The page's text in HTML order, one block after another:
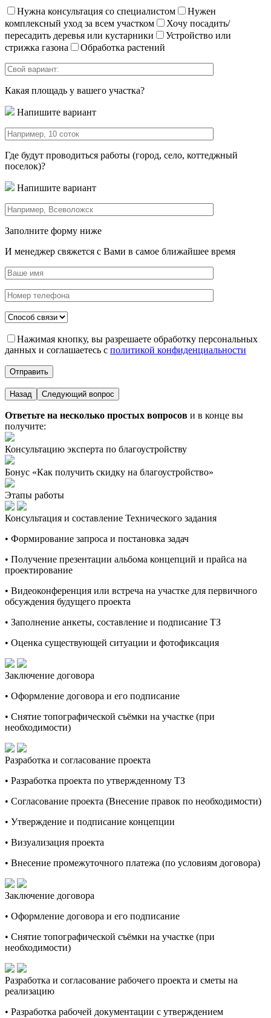
Нужна консультация со специалистом
Нужен
комплексный уход за всем участком
Хочу посадить/
пересадить деревья или кустарники
Устройство или
стрижка газона
Обработка растений
Какая площадь у вашего участка?
Напишите вариант
Где будут проводиться работы (город, село, коттеджный
поселок)?
Напишите вариант
Заполните форму ниже
И менеджер свяжется с Вами в самое ближайшее время
Нажимая кнопку, вы разрешаете обработку персональных
данных и соглашаетесь с политикой конфиденциальности
Назад Следующий вопрос
Ответьте на несколько простых вопросов и в конце вы
получите:
Консультацию эксперта по благоустройству
Бонус «Как получить скидку на благоустройство»
Этапы работы
Консультация и составление Технического задания
• Формирование запроса и постановка задач
• Получение презентации альбома концепций и прайса на
проектирование
• Видеоконференция или встреча на участке для первичного
обсуждения будущего проекта
• Заполнение анкеты, составление и подписание ТЗ
• Оценка существующей ситуации и фотофиксация
Заключение договора
• Оформление договора и его подписание
• Снятие топографической съёмки на участке (при
необходимости)
Разработка и согласование проекта
• Разработка проекта по утвержденному ТЗ
• Согласование проекта (Внесение правок по необходимости)
• Утверждение и подписание концепции
• Визуализация проекта
• Внесение промежуточного платежа (по условиям договора)
Заключение договора
• Оформление договора и его подписание
• Снятие топографической съёмки на участке (при
необходимости)
Разработка и согласование рабочего проекта и сметы на
реализацию
• Разработка рабочей документации с утверждением